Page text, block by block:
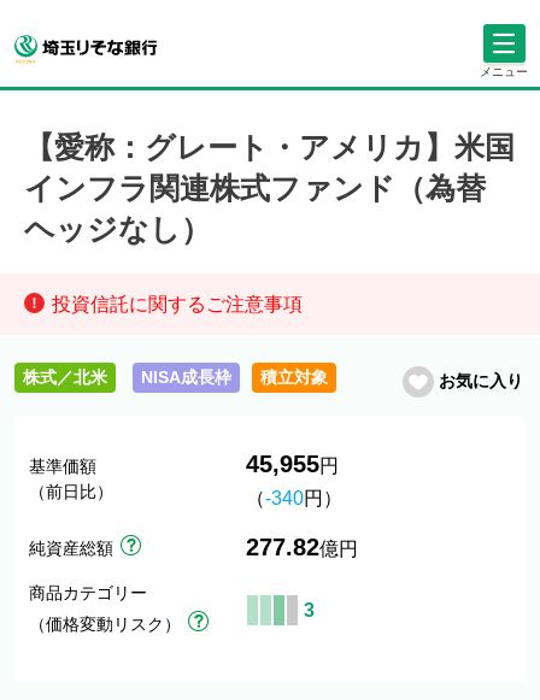
メニュー
【愛称：グレート・アメリカ】米国
インフラ関連株式ファンド（為替
ヘッジなし）
投資信託に関するご注意事項
株式／北米 NISA成長枠 積立対象 お気に入り
基準価額
（前日比）
45,955円
（-340円）
純資産総額 277.82億円
商品カテゴリー
（価格変動リスク）
3